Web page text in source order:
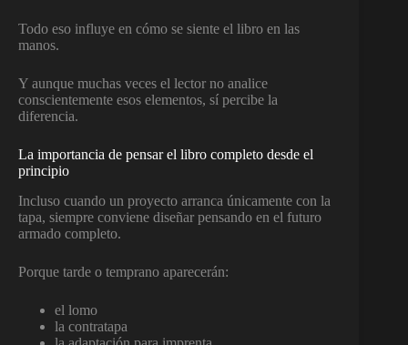
Todo eso influye en cómo se siente el libro en las
manos.
Y aunque muchas veces el lector no analice
conscientemente esos elementos, sí percibe la
diferencia.
La importancia de pensar el libro completo desde el
principio
Incluso cuando un proyecto arranca únicamente con la
tapa, siempre conviene diseñar pensando en el futuro
armado completo.
Porque tarde o temprano aparecerán:
el lomo
la contratapa